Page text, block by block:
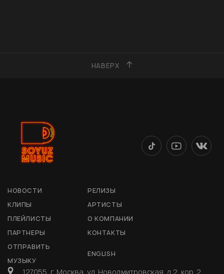
НАВЕРХ
НОВОСТИ
РЕЛИЗЫ
КЛИПЫ
АРТИСТЫ
ПЛЕЙЛИСТЫ
О КОМПАНИИ
ПАРТНЕРЫ
КОНТАКТЫ
ОТПРАВИТЬ
МУЗЫКУ
ENGLISH
127055, г. Москва, ул. Новодмитровская, д 2, кор. 2